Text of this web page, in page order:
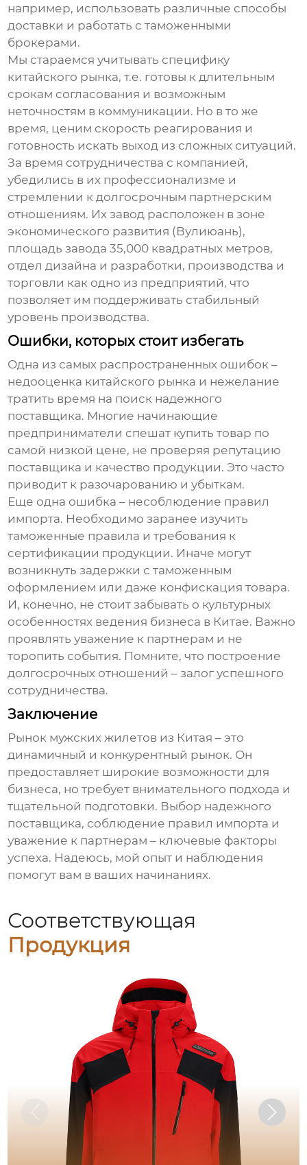
например, использовать различные способы
доставки и работать с таможенными
брокерами.
Мы стараемся учитывать специфику
китайского рынка, т.е. готовы к длительным
срокам согласования и возможным
неточностям в коммуникации. Но в то же
время, ценим скорость реагирования и
готовность искать выход из сложных ситуаций.
За время сотрудничества с компанией,
убедились в их профессионализме и
стремлении к долгосрочным партнерским
отношениям. Их завод расположен в зоне
экономического развития (Вулиюань),
площадь завода 35,000 квадратных метров,
отдел дизайна и разработки, производства и
торговли как одно из предприятий, что
позволяет им поддерживать стабильный
уровень производства.
Ошибки, которых стоит избегать
Одна из самых распространенных ошибок –
недооценка китайского рынка и нежелание
тратить время на поиск надежного
поставщика. Многие начинающие
предприниматели спешат купить товар по
самой низкой цене, не проверяя репутацию
поставщика и качество продукции. Это часто
приводит к разочарованию и убыткам.
Еще одна ошибка – несоблюдение правил
импорта. Необходимо заранее изучить
таможенные правила и требования к
сертификации продукции. Иначе могут
возникнуть задержки с таможенным
оформлением или даже конфискация товара.
И, конечно, не стоит забывать о культурных
особенностях ведения бизнеса в Китае. Важно
проявлять уважение к партнерам и не
торопить события. Помните, что построение
долгосрочных отношений – залог успешного
сотрудничества.
Заключение
Рынок мужских жилетов из Китая – это
динамичный и конкурентный рынок. Он
предоставляет широкие возможности для
бизнеса, но требует внимательного подхода и
тщательной подготовки. Выбор надежного
поставщика, соблюдение правил импорта и
уважение к партнерам – ключевые факторы
успеха. Надеюсь, мой опыт и наблюдения
помогут вам в ваших начинаниях.
Соответствующая
Продукция